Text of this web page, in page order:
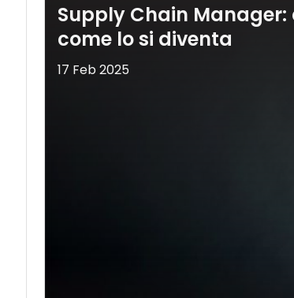
Supply Chain
come lo si diventa
17 Feb 2025